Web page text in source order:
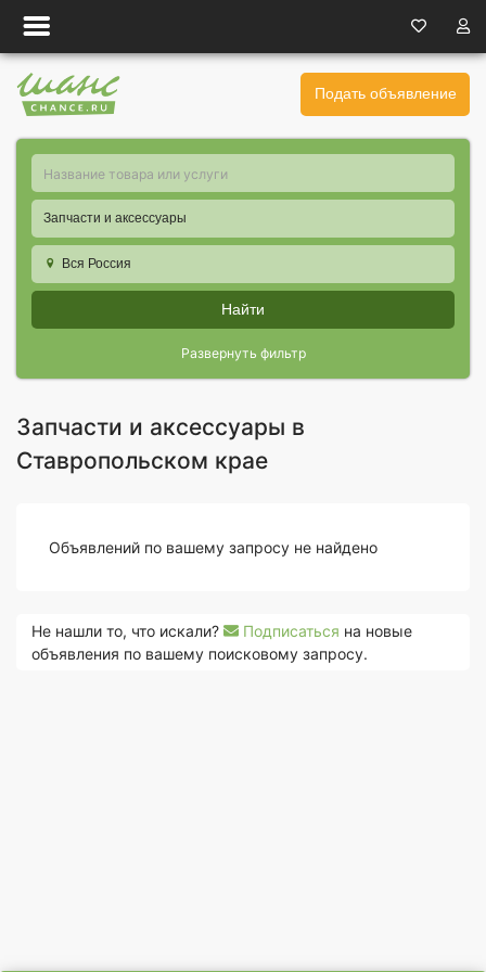
Подать объявление
Запчасти и аксессуары
Вся Россия
Найти
Развернуть фильтр
Запчасти и аксессуары в
Ставропольском крае
Объявлений по вашему запросу не найдено
Не нашли то, что искали? Подписаться на новые
объявления по вашему поисковому запросу.